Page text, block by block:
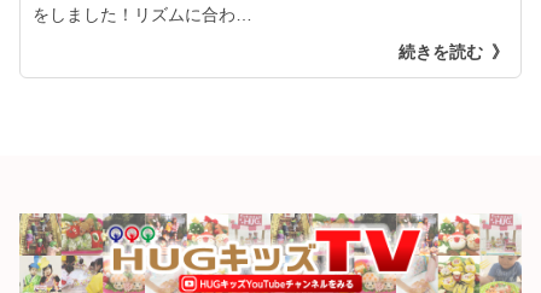
をしました！リズムに合わ…
続きを読む